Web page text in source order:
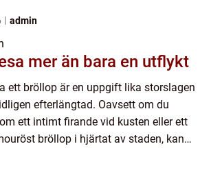
admin
Klassresa mer än bara en utflykt
ett bröllop är en uppgift lika storslagen
efterlängtad. Oavsett om du
ett intimt firande vid kusten eller ett
bröllop i hjärtat av staden, kan